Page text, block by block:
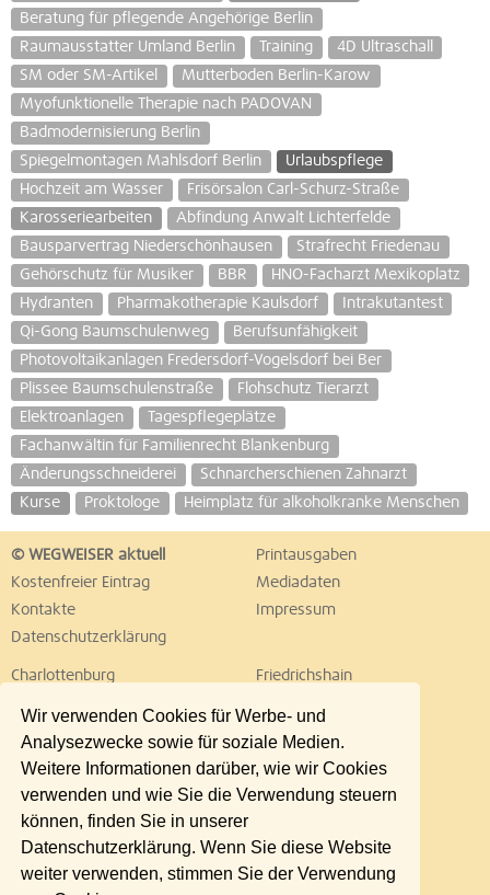
Wir verwenden Cookies für Werbe- und
Analysezwecke sowie für soziale Medien.
Weitere Informationen darüber, wie wir Cookies
verwenden und wie Sie die Verwendung steuern
können, finden Sie in unserer
Datenschutzerklärung. Wenn Sie diese Website
weiter verwenden, stimmen Sie der Verwendung
Beratung für pflegende Angehörige Berlin
Raumausstatter Umland Berlin
Training
4D Ultraschall
SM oder SM-Artikel
Mutterboden Berlin-Karow
Myofunktionelle Therapie nach PADOVAN
Badmodernisierung Berlin
Spiegelmontagen Mahlsdorf Berlin
Urlaubspflege
Hochzeit am Wasser
Frisörsalon Carl-Schurz-Straße
Karosseriearbeiten
Abfindung Anwalt Lichterfelde
Bausparvertrag Niederschönhausen
Strafrecht Friedenau
Gehörschutz für Musiker
BBR
HNO-Facharzt Mexikoplatz
Hydranten
Pharmakotherapie Kaulsdorf
Intrakutantest
Qi-Gong Baumschulenweg
Berufsunfähigkeit
Photovoltaikanlagen Fredersdorf-Vogelsdorf bei Ber
Plissee Baumschulenstraße
Flohschutz Tierarzt
Elektroanlagen
Tagespflegeplätze
Fachanwältin für Familienrecht Blankenburg
Änderungsschneiderei
Schnarcherschienen Zahnarzt
Kurse
Proktologe Heimplatz für alkoholkranke Menschen
© WEGWEISER aktuell
Printausgaben
Kostenfreier Eintrag
Mediadaten
Kontakte
Impressum
Datenschutzerklärung
Charlottenburg
Friedrichshain
Lichtenberg
Marzahn
Neukölln
Pankow
Reinickendorf
Schöneberg
Spandau
Steglitz